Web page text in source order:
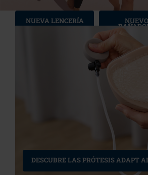
NUEVA LENCERÍA
NUEVAS PRENDAS PARA
DESCUBRE LAS PRÓTESIS ADAPT